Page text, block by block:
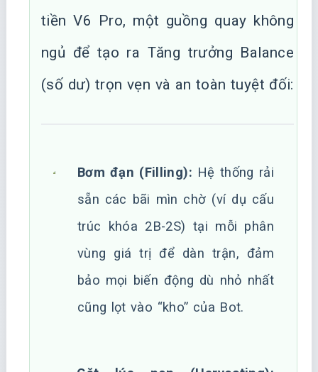
tiền V6 Pro, một guồng quay không
ngủ để tạo ra Tăng trưởng Balance
(số dư) trọn vẹn và an toàn tuyệt đối:
Bơm đạn (Filling): Hệ thống rải
sẵn các bãi mìn chờ (ví dụ cấu
trúc khóa 2B-2S) tại mỗi phân
vùng giá trị để dàn trận, đảm
bảo mọi biến động dù nhỏ nhất
cũng lọt vào “kho” của Bot.